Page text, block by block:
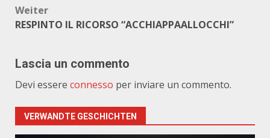
Weiter
RESPINTO IL RICORSO “ACCHIAPPAALLOCCHI”
Lascia un commento
Devi essere connesso per inviare un commento.
VERWANDTE GESCHICHTEN